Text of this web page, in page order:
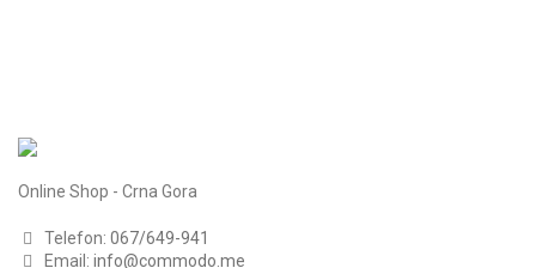
Online Shop - Crna Gora
Telefon: 067/649-941
Email: info@commodo.me